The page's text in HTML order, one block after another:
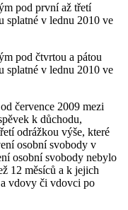
pod první až třetí
splatné v lednu 2010 ve
pod čtvrtou a pátou
splatné v lednu 2010 ve
července 2009 mezi
k důchodu,
odrážkou výše, které
osobní svobody v
osobní svobody nebylo
12 měsíců a k jejich
vdovy či vdovci po